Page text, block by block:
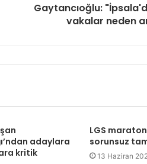
Gaytancıoğlu:
vakalar neden
adaylara
kritik
LGS
sorunsuz
13 Haziran